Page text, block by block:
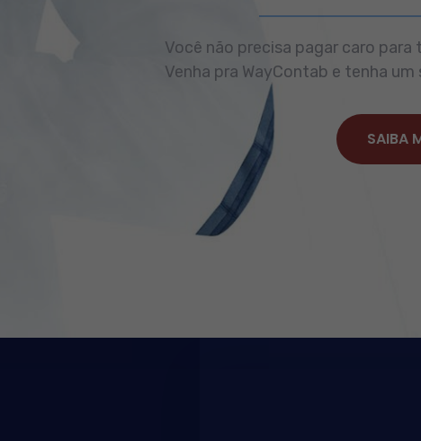
Você não precisa pagar caro
Venha pra WayContab e tenha
SAIBA